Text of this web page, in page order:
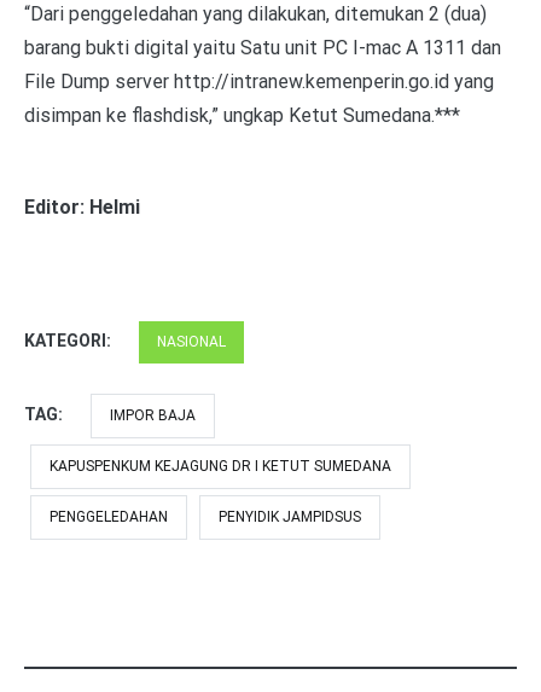
“Dari penggeledahan yang dilakukan, ditemukan 2 (dua)
barang bukti digital yaitu Satu unit PC I-mac A 1311 dan
File Dump server http://intranew.kemenperin.go.id yang
disimpan ke flashdisk,” ungkap Ketut Sumedana.***
Editor: Helmi
KATEGORI: NASIONAL
TAG: IMPOR BAJA
KAPUSPENKUM KEJAGUNG DR I KETUT SUMEDANA
PENGGELEDAHAN PENYIDIK JAMPIDSUS